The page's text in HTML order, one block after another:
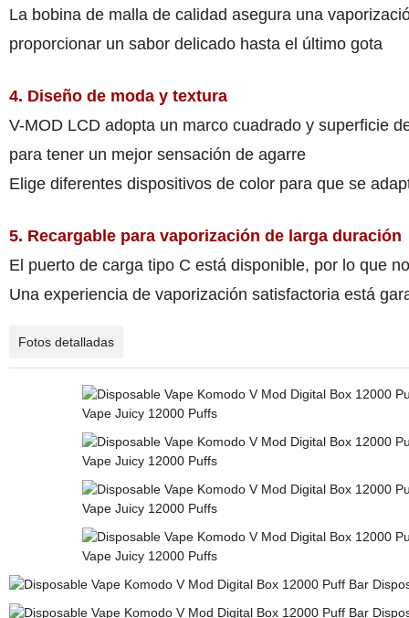
La bobina de malla de calidad asegura una
proporcionar un sabor delicado hasta el último gota
4. Diseño de moda y textura
V-MOD LCD adopta un marco cuadrado y superficie
para tener un mejor sensación de agarre
Elige diferentes dispositivos de color para que se
5. Recargable para vaporización de larga duración
El puerto de carga tipo C está disponible, por lo que
Una experiencia de vaporización satisfactoria está
Fotos detalladas